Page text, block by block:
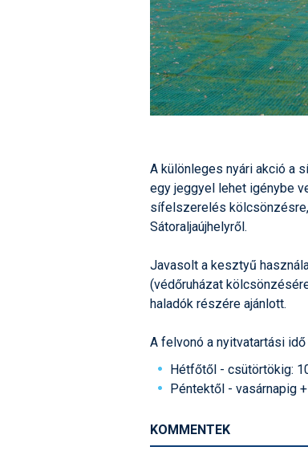
A különleges nyári akció a
egy jeggyel lehet igénybe
sífelszerelés
Sátoraljaújhelyről.
Javasolt a kesztyű
(védőruházat
haladók részére ajánlott.
A felvonó a nyitvatartási
Hétfőtől - csütörtökig:
Péntektől - vasárnapig
KOMMENTEK